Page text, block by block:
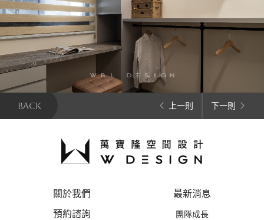
BACK 上一則 下一則
關於我們
預約諮詢
最新消息
團隊成長